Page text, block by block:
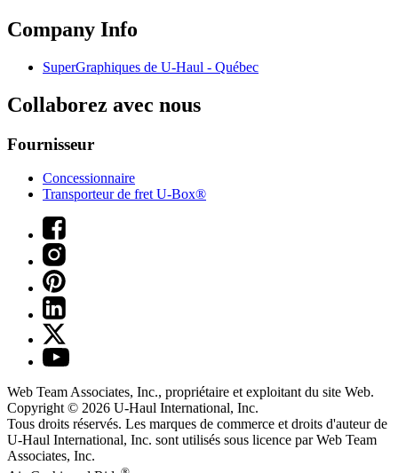
Company Info
SuperGraphiques de U-Haul - Québec
Collaborez avec nous
Fournisseur
Concessionnaire
Transporteur de fret U-Box®
Web Team Associates, Inc., propriétaire et exploitant du site Web.
Copyright © 2026 U-Haul International, Inc.
Tous droits réservés. Les marques de commerce et droits d'auteur de
U-Haul International, Inc. sont utilisés sous licence par Web Team
Associates, Inc.